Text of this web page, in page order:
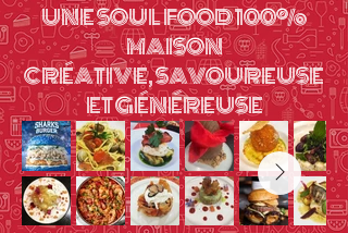
UNE SOUL FOOD 100%
MAISON
CRÉATIVE, SAVOUREUSE
ET GÉNÉREUSE